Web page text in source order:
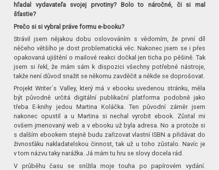
hľadal vydavateľa svojej prvotiny? Bolo to náročné, či si mal
šťastie?
Prečo si si vybral práve formu e-booku?
Strávil jsem nějakou dobu oslovováním s vědomím, že první díl
něčeho většího je dost problematická věc. Nakonec jsem se i přes
opakovaná ujištění o mailové reakci dočkal jen ticha po pěšině. Tak
jsem si řekl, že mám sám k dispozici všechny potřebné nástroje,
takže není důvod snažit se někomu zavděčit a někde se doprošovat.
Projekt Writer´s Valley, který má v ebooku uvedenou stránku, měla
být původně určitá digitální publikační platforma podobně jako
třeba E-knihy jedou Martina Koláčka. Ten původní záměr jsem
nakonec opustil a u Martina si nechal vyrobit ebook. Zůstal mi
ovšem jmenovaný web a v ebooku už byla adresa. No a protože si
s dalším ebookem stejně budu zařizovat vlastní ISBN a přidávat do
živnosťáku nakladatelskou činnost, tak už u toho zůstalo. Navíc je
v tom názvu taky narážka. Já mám tu hru se slovy docela rád.
V průběhu času se snížila moje touha po papírovém vydání.